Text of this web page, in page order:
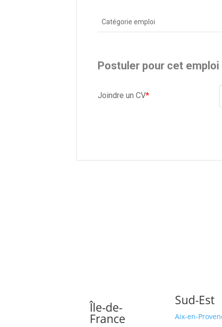
Catégorie emploi
Postuler pour cet emploi
Joindre un CV*
Île-de-
France
Sud-Est
Aix-en-